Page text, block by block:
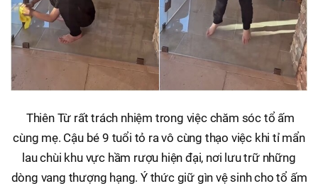
Thiên Từ rất trách nhiệm trong việc chăm sóc tổ ấm
cùng mẹ. Cậu bé 9 tuổi tỏ ra vô cùng thạo việc khi tỉ mẩn
lau chùi khu vực hầm rượu hiện đại, nơi lưu trữ những
dòng vang thượng hạng. Ý thức giữ gìn vệ sinh cho tổ ấm